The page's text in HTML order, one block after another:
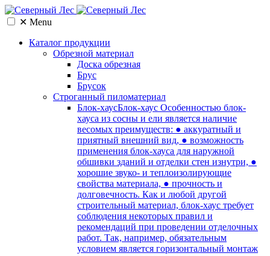
✕ Menu
Каталог продукции
Обрезной материал
Доска обрезная
Брус
Брусок
Cтроганный пиломатериал
Блок-хаусБлок-хаус Особенностью блок-
хауса из сосны и ели является наличие
весомых преимуществ: ● аккуратный и
приятный внешний вид, ● возможность
применения блок-хауса для наружной
обшивки зданий и отделки стен изнутри, ●
хорошие звуко- и теплоизолирующие
свойства материала, ● прочность и
долговечность. Как и любой другой
строительный материал, блок-хаус требует
соблюдения некоторых правил и
рекомендаций при проведении отделочных
работ. Так, например, обязательным
условием является горизонтальный монтаж